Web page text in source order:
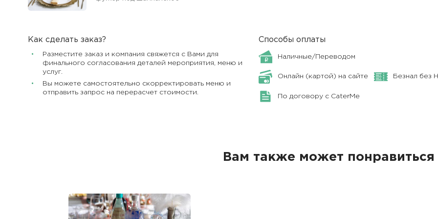
Как сделать заказ?
Разместите заказ и компания свяжется с Вами для
финального согласования деталей мероприятия, меню и
услуг.
Вы можете самостоятельно скорректировать меню и
отправить запрос на перерасчет стоимости.
Способы оплаты
Наличные/Переводом
Онлайн (картой) на сайте Безнал без
По договору с CaterMe
Вам также может понравиться